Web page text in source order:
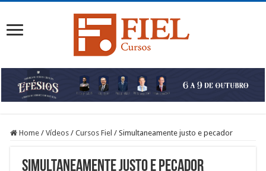
Home / Vídeos / Cursos Fiel / Simultaneamente justo e pecador
Simultaneamente justo e pecador